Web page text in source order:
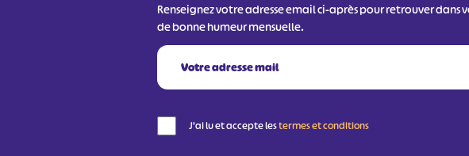
Renseignez votre adresse email ci-après pour retrouver
de bonne humeur mensuelle.
J'ai lu et accepte lestermes et conditions